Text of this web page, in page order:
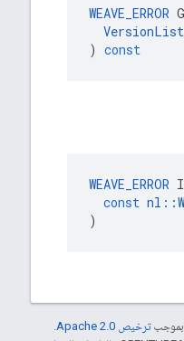
WEAVE_ERROR
VersionList
) const
WEAVE_ERROR
const nl ::
)
بموجبترخيص Apache 2.0‏
.